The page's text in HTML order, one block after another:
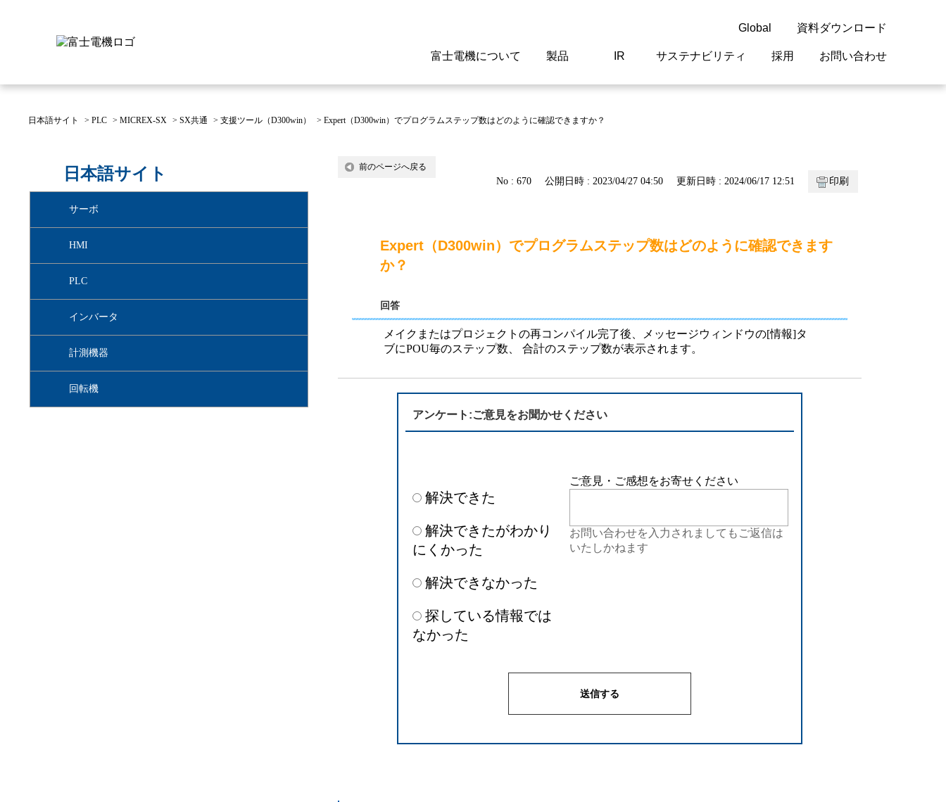
Global
閉じる
資料ダウンロード
富士電機について
富士電機についてのトップ
へ
ご挨拶
企業活動
製品
駆動制御機器
監視制御システム
半導体 発電設備
セミナー・研修情報
IR
株主・投資家情報のトップ
へ
経営情報
サステナビリティ
サステナビリティのトップ
へ
マテリアリティ
採用
新卒採用情報
お問い合わせ
よくあるご質問
日本語サイト > PLC > MICREX-SX > SX共通 > 支援ツール（D300win） > Expert（D300win）でプログラムステップ数はどのように確認できますか？
日本語サイト
サーボ
HMI
PLC
インバータ
計測機器
回転機
前のページへ戻る
No : 670 公開日時 : 2023/04/27 04:50 更新日時 : 2024/06/17 12:51 印刷
Expert（D300win）でプログラムステップ数はどのように確認できます
か？
回答
メイクまたはプロジェクトの再コンパイル完了後、メッセージウィンドウの[情報]タ
ブにPOU毎のステップ数、 合計のステップ数が表示されます。
アンケート:ご意見をお聞かせください
解決できた
解決できたがわかり
にくかった
解決できなかった
探している情報では
なかった
ご意見・ご感想をお寄せください
お問い合わせを入力されましてもご返信は
いたしかねます